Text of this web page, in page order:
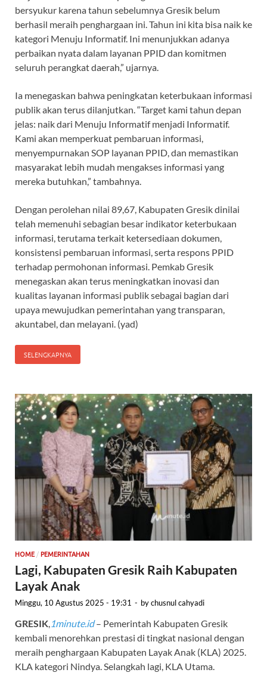
bersyukur karena tahun sebelumnya Gresik belum
berhasil meraih penghargaan ini. Tahun ini kita bisa naik ke
kategori Menuju Informatif. Ini menunjukkan adanya
perbaikan nyata dalam layanan PPID dan komitmen
seluruh perangkat daerah,” ujarnya.
Ia menegaskan bahwa peningkatan keterbukaan informasi
publik akan terus dilanjutkan. “Target kami tahun depan
jelas: naik dari Menuju Informatif menjadi Informatif.
Kami akan memperkuat pembaruan informasi,
menyempurnakan SOP layanan PPID, dan memastikan
masyarakat lebih mudah mengakses informasi yang
mereka butuhkan,” tambahnya.
Dengan perolehan nilai 89,67, Kabupaten Gresik dinilai
telah memenuhi sebagian besar indikator keterbukaan
informasi, terutama terkait ketersediaan dokumen,
konsistensi pembaruan informasi, serta respons PPID
terhadap permohonan informasi. Pemkab Gresik
menegaskan akan terus meningkatkan inovasi dan
kualitas layanan informasi publik sebagai bagian dari
upaya mewujudkan pemerintahan yang transparan,
akuntabel, dan melayani. (yad)
SELENGKAPNYA
HOME / PEMERINTAHAN
Lagi, Kabupaten Gresik Raih Kabupaten
Layak Anak
Minggu, 10 Agustus 2025 - 19:31 - bychusnul cahyadi
GRESIK, 1minute.id– Pemerintah Kabupaten Gresik
kembali menorehkan prestasi di tingkat nasional dengan
meraih penghargaan Kabupaten Layak Anak (KLA) 2025.
KLA kategori Nindya. Selangkah lagi, KLA Utama.